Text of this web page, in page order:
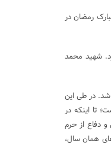
محمد استحکامی در ۱۴ تیرماه سال ۱۳۶۲ مصادف با شب ۲۳ ماه مبارک رمضان در
۱۱ سال در آنجا خدمت کرد. شهید محمد
در طی این
تا اینکه در
افتخار خادمی و دفاع از حرم
همان سال،